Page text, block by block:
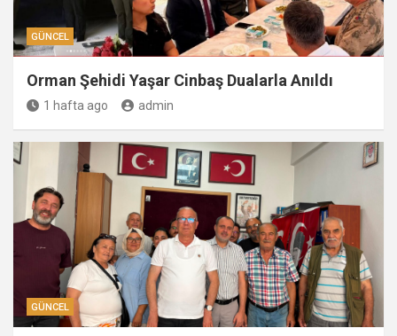
GÜNCEL
Orman Şehidi Yaşar Cinbaş Dualarla Anıldı
1 hafta ago admin
GÜNCEL